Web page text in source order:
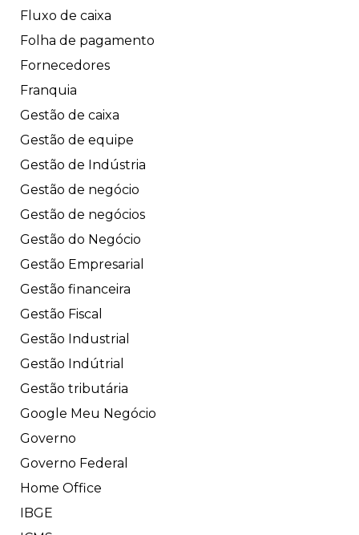
Fluxo de caixa
Folha de pagamento
Fornecedores
Franquia
Gestão de caixa
Gestão de equipe
Gestão de Indústria
Gestão de negócio
Gestão de negócios
Gestão do Negócio
Gestão Empresarial
Gestão financeira
Gestão Fiscal
Gestão Industrial
Gestão Indútrial
Gestão tributária
Google Meu Negócio
Governo
Governo Federal
Home Office
IBGE